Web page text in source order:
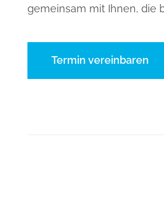
gemeinsam mit Ihnen, die
Termin vereinbaren